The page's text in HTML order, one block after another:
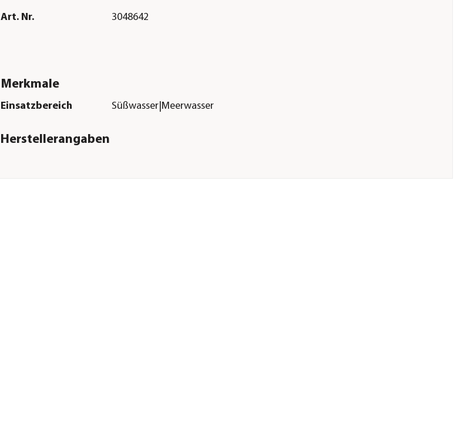
Art. Nr. 3048642
Merkmale
Einsatzbereich Süßwasser|Meerwasser
Herstellerangaben